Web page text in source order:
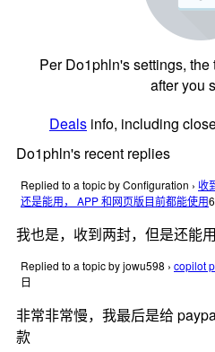
Per Do1phln's settings,
after you
Deals info, including
Do1phln's recent replies
Replied to a topic by Configuration › 收
还是能用， APP 和网页版目前都能使用
我也是，收到两封，但是还能用
Replied to a topic by jowu598 › copilot
日
非常非常慢，我最后是给
款